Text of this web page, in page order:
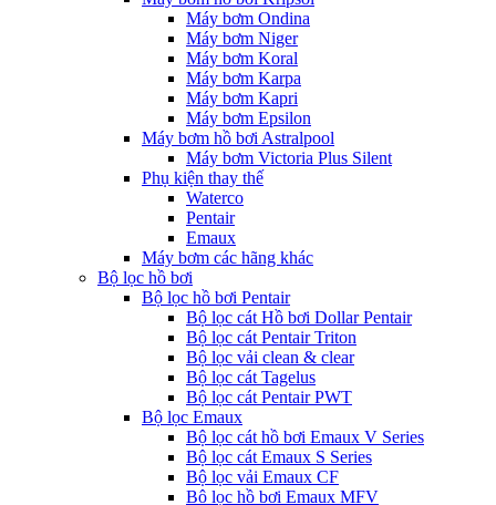
Máy bơm Ondina
Máy bơm Niger
Máy bơm Koral
Máy bơm Karpa
Máy bơm Kapri
Máy bơm Epsilon
Máy bơm hồ bơi Astralpool
Máy bơm Victoria Plus Silent
Phụ kiện thay thế
Waterco
Pentair
Emaux
Máy bơm các hãng khác
Bộ lọc hồ bơi
Bộ lọc hồ bơi Pentair
Bộ lọc cát Hồ bơi Dollar Pentair
Bộ lọc cát Pentair Triton
Bộ lọc vải clean & clear
Bộ lọc cát Tagelus
Bộ lọc cát Pentair PWT
Bộ lọc Emaux
Bộ lọc cát hồ bơi Emaux V Series
Bộ lọc cát Emaux S Series
Bộ lọc vải Emaux CF
Bô lọc hồ bơi Emaux MFV